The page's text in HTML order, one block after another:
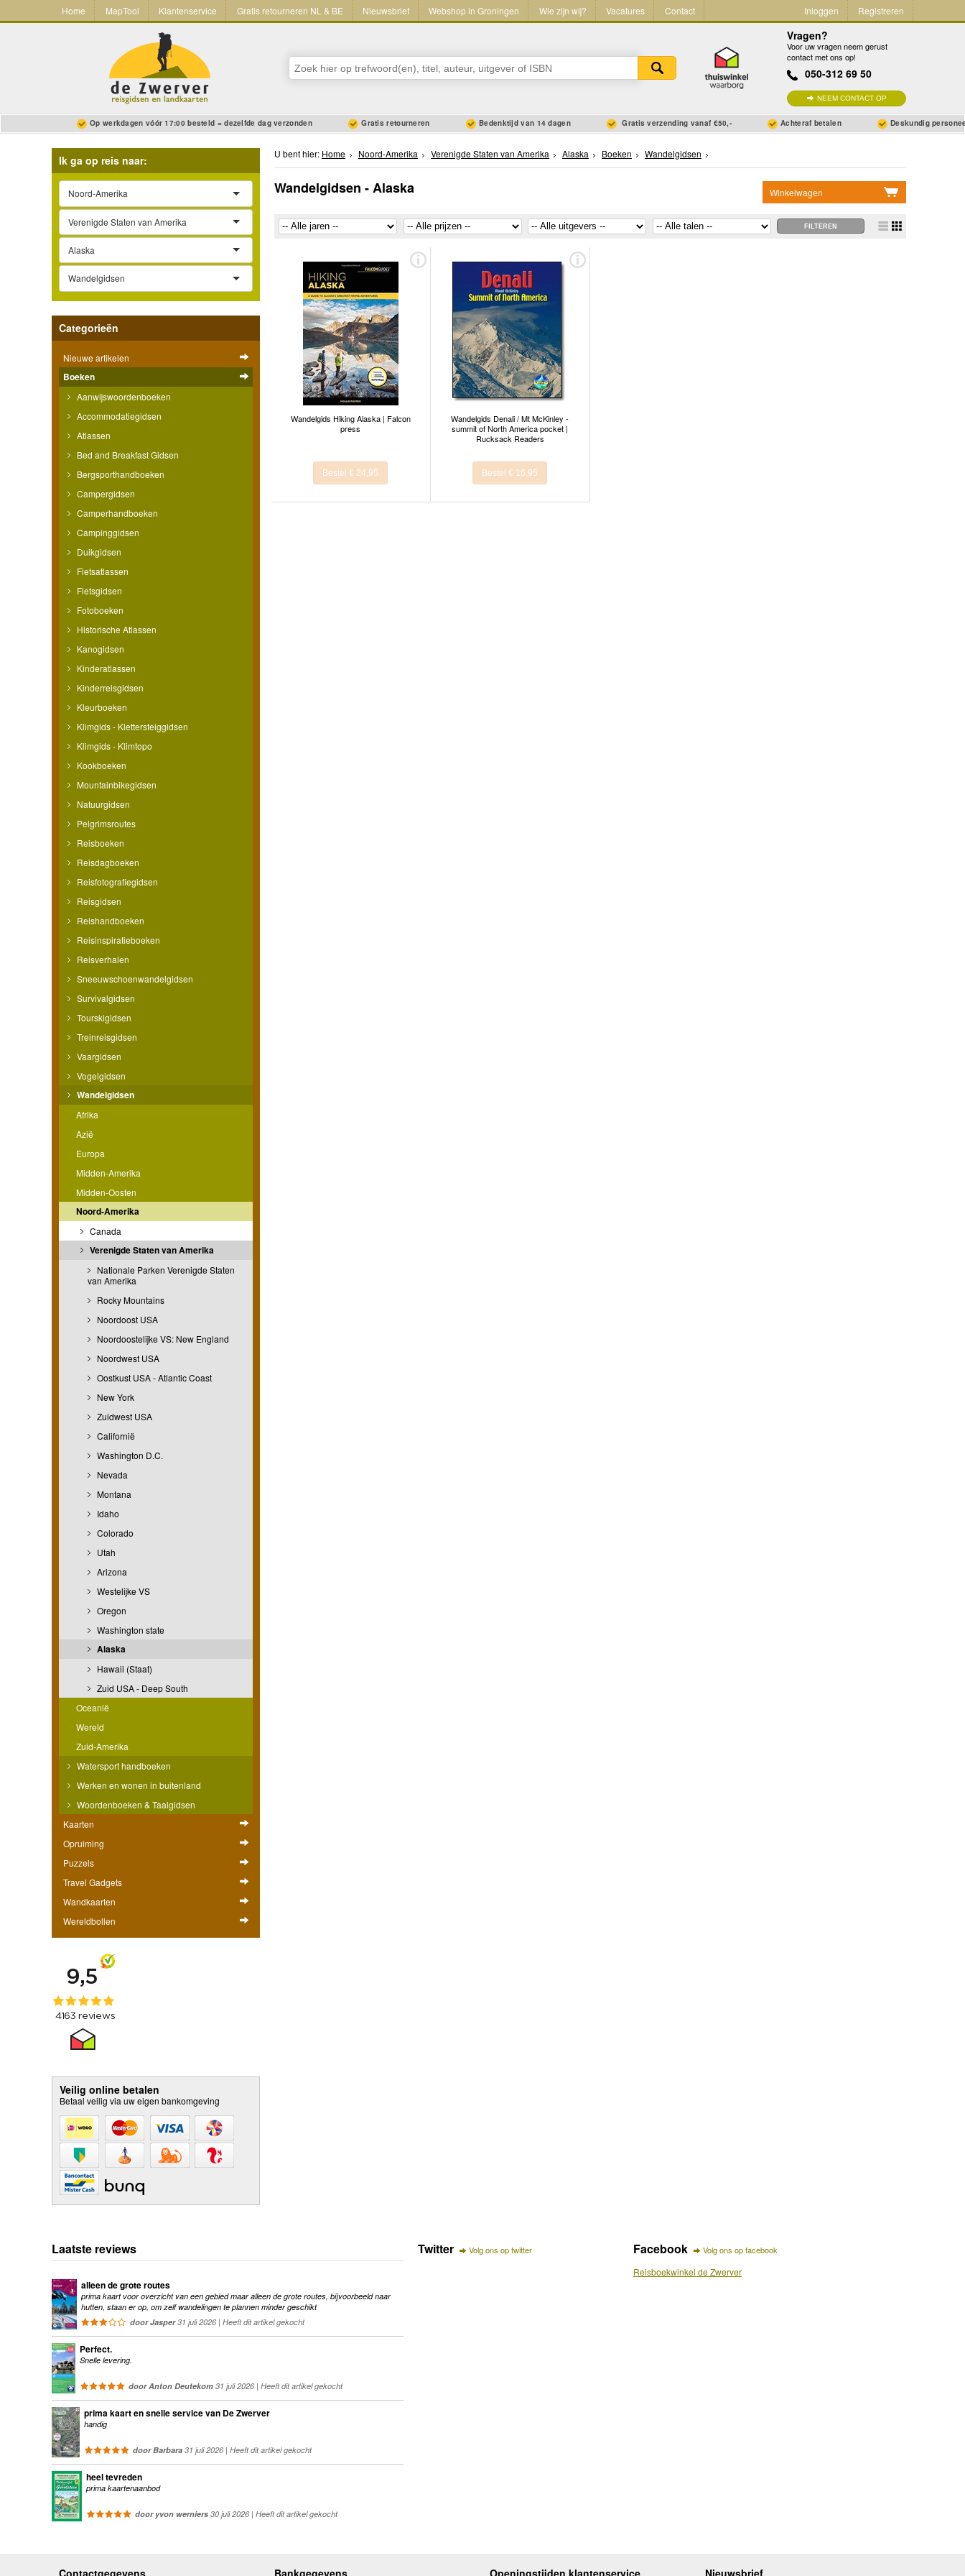
Home MapTool Klantenservice Gratis retourneren NL & BE Nieuwsbrief Webshop in Groningen Wie zijn wij? Vacatures Contact Inloggen Registreren
Vragen?
Voor uw vragen neem gerust
contact met ons op!
050-312 69 50
NEEM CONTACT OP
Op werkdagen vóór 17:00 besteld = dezelfde dag verzonden Gratis retourneren Bedenktijd van 14 dagen Gratis verzending vanaf €50,- Achteraf betalen Deskundig
Ik ga op reis naar:
Noord-Amerika
Verenigde Staten van Amerika
Alaska
Wandelgidsen
Categorieën
Nieuwe artikelen
Boeken
Aanwijswoordenboeken
Accommodatiegidsen
Atlassen
Bed and Breakfast Gidsen
Bergsporthandboeken
Campergidsen
Camperhandboeken
Campinggidsen
Duikgidsen
Fietsatlassen
Fietsgidsen
Fotoboeken
Historische Atlassen
Kanogidsen
Kinderatlassen
Kinderreisgidsen
Kleurboeken
Klimgids - Klettersteiggidsen
Klimgids - Klimtopo
Kookboeken
Mountainbikegidsen
Natuurgidsen
Pelgrimsroutes
Reisboeken
Reisdagboeken
Reisfotografiegidsen
Reisgidsen
Reishandboeken
Reisinspiratieboeken
Reisverhalen
Sneeuwschoenwandelgidsen
Survivalgidsen
Tourskigidsen
Treinreisgidsen
Vaargidsen
Vogelgidsen
Wandelgidsen
Afrika
Azië
Europa
Midden-Amerika
Midden-Oosten
Noord-Amerika
Canada
Verenigde Staten van Amerika
Nationale Parken Verenigde Staten
van Amerika
Rocky Mountains
Noordoost USA
Noordoostelijke VS: New England
Noordwest USA
Oostkust USA - Atlantic Coast
New York
Zuidwest USA
Californië
Washington D.C.
Nevada
Montana
Idaho
Colorado
Utah
Arizona
Westelijke VS
Oregon
Washington state
Alaska
Hawaii (Staat)
Zuid USA - Deep South
Oceanië
Wereld
Zuid-Amerika
Watersport handboeken
Werken en wonen in buitenland
Woordenboeken & Taalgidsen
Kaarten
Opruiming
Puzzels
Travel Gadgets
Wandkaarten
Wereldbollen
Veilig online betalen
Betaal veilig via uw eigen bankomgeving
U bent hier: Home Noord-Amerika Verenigde Staten van Amerika Alaska Boeken Wandelgidsen
Winkelwagen
Ga naar winkelwagen
Wandelgidsen - Alaska
Wandelgids Hiking Alaska | Falcon
press
Bestel € 24,95
Wandelgids Denali / Mt McKinley -
summit of North America pocket |
Rucksack Readers
Bestel € 16,95
Laatste reviews
alleen de grote routes
prima kaart voor overzicht van een gebied maar alleen de grote routes, bijvoorbeeld naar
hutten, staan er op, om zelf wandelingen te plannen minder geschikt
door Jasper31 juli 2026 | Heeft dit artikel gekocht
Perfect.
Snelle levering.
door Anton Deutekom 31 juli 2026 | Heeft dit artikel gekocht
prima kaart en snelle service van De Zwerver
handig
door Barbara 31 juli 2026 | Heeft dit artikel gekocht
heel tevreden
prima kaartenaanbod
door yvon werniers 30 juli 2026 | Heeft dit artikel gekocht
Twitter Volg ons op twitter Facebook Volg ons op facebook
Reisboekwinkel de Zwerver
Contactgegevens Bankgegevens Openingstijden klantenservice Nieuwsbrief